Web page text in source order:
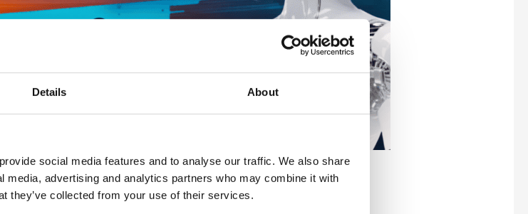
Details About
social media features and to analyse our traffic. We also share
media, advertising and analytics partners who may combine it with
they’ve collected from your use of their services.
den Mittelstand